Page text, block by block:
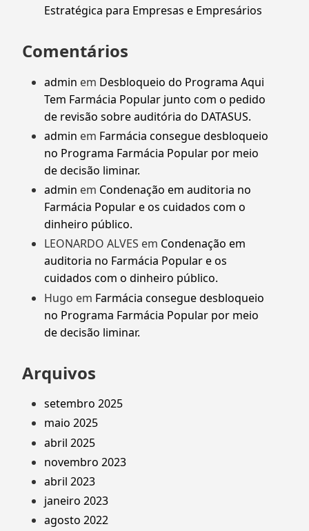
Estratégica para Empresas e Empresários
Comentários
admin em Desbloqueio do Programa Aqui
Tem Farmácia Popular junto com o pedido
de revisão sobre auditória do DATASUS.
admin em Farmácia consegue desbloqueio
no Programa Farmácia Popular por meio
de decisão liminar.
admin em Condenação em auditoria no
Farmácia Popular e os cuidados com o
dinheiro público.
LEONARDO ALVES em Condenação em
auditoria no Farmácia Popular e os
cuidados com o dinheiro público.
Hugo em Farmácia consegue desbloqueio
no Programa Farmácia Popular por meio
de decisão liminar.
Arquivos
setembro 2025
maio 2025
abril 2025
novembro 2023
abril 2023
janeiro 2023
agosto 2022